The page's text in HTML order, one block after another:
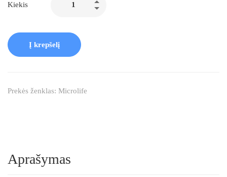
Kiekis
Į krepšelį
Prekės ženklas: Microlife
Aprašymas